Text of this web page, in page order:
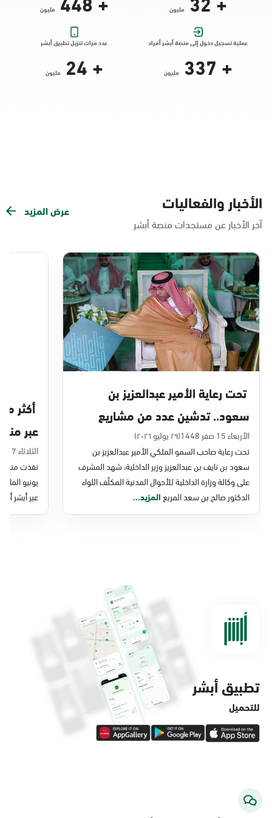
التوجه للموقع
الدمام, الدمام - الشاطئ مول
الأحد - الخميس (08:00-14:30)
الدمام, الدمام - لولو مول
الأحد - الخميس (08:00-14:30)
الدمام, الدمام - بنده حي أحد
الأحد - الخميس (08:00-14:30)
التوجه للموقع
الدمام, الدمام - الغرفة التجارية
التوجه للموقع
الدمام, الدمام - بنده - حي الشاطئ
الأحد - الخميس (08:00-14:30)
التوجه للموقع
الدمام, الدمام - بنده ضاحية الملك فهد
الدمام, الدمام - مستشفى الملك فهد
الدمام, الدمام - لولو ماركت حي الفاخرية
الأحد - الخميس (08:00-14:30)
مليون مليون
عملية تسجيل دخول إلى منصة أبشر أفراد
+
337 مليون
عدد مرات تنزيل تطبيق أبشر
+
24 مليون
الأخبار والفعاليات
آخر الأخبار عن مستجدات منصة أبشر
عرض المزيد
تحت رعاية الأمير عبدالعزيز بن
سعود.. تدشين عدد من مشاريع
التحول الرقمي والخدمات الإلكترونية
للأحوال المدنية
الأربعاء 15 صفر 1448
(٢٩ يوليو ٢٠٢٦)
تحت رعاية صاحب السمو الملكي الأمير عبدالعزيز بن
سعود بن نايف بن عبدالعزيز وزير الداخلية، شهد المشرف
على وكالة وزارة الداخلية للأحوال المدنية المكلّف اللواء
الدكتور صالح بن سعد المربعالمزيد...
عبر
الثلاثاء 7 صفر 1448
نفذت منصة
عبر أبشر
تطبيق أبشر
للتحميل